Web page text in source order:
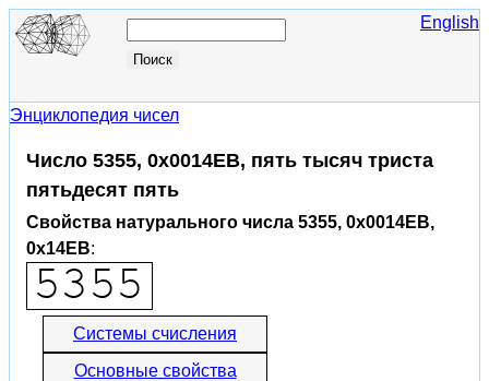
English
Энциклопедия чисел
Число 5355, 0x0014EB, пять тысяч триста
пятьдесят пять
Свойства натурального числа 5355, 0x0014EB,
0x14EB:
Системы счисления
Основные свойства